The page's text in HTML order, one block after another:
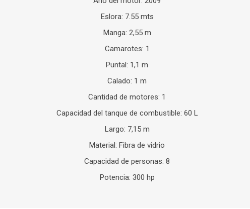
Eslora: 7.55 mts
Manga: 2,55 m
Camarotes: 1
Puntal: 1,1 m
Calado: 1 m
Cantidad de motores: 1
Capacidad del tanque de combustible: 60 L
Largo: 7,15 m
Material: Fibra de vidrio
Capacidad de personas: 8
Potencia: 300 hp